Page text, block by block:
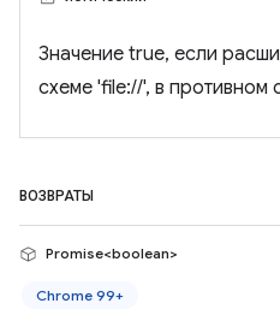
Значение true, если
схеме 'file://', ​​в противном
ВОЗВРАТЫ
Promise<boolean>
Chrome 99+